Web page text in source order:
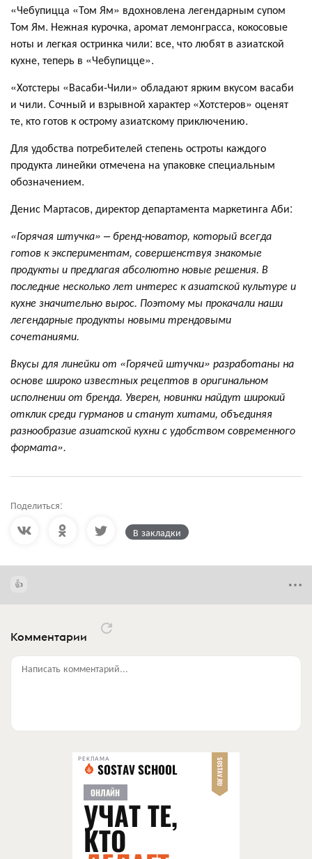
«Чебупицца «Том Ям» вдохновлена легендарным супом
Том Ям. Нежная курочка, аромат лемонграсса, кокосовые
ноты и легкая остринка чили: все, что любят в азиатской
кухне, теперь в «Чебупицце».
«Хотстеры «Васаби-Чили» обладают ярким вкусом васаби
и чили. Сочный и взрывной характер «Хотстеров» оценят
те, кто готов к острому азиатскому приключению.
Для удобства потребителей степень остроты каждого
продукта линейки отмечена на упаковке специальным
обозначением.
Денис Мартасов, директор департамента маркетинга Аби:
«Горячая штучка» – бренд-новатор, который всегда
готов к экспериментам, совершенствуя знакомые
продукты и предлагая абсолютно новые решения. В
последние несколько лет интерес к азиатской культуре и
кухне значительно вырос. Поэтому мы прокачали наши
легендарные продукты новыми трендовыми
сочетаниями.
Вкусы для линейки от «Горячей штучки» разработаны на
основе широко известных рецептов в оригинальном
исполнении от бренда. Уверен, новинки найдут широкий
отклик среди гурманов и станут хитами, объединяя
разнообразие азиатской кухни с удобством современного
формата».
Поделиться:
В закладки
Комментарии
Написать комментарий...
РЕКЛАМА